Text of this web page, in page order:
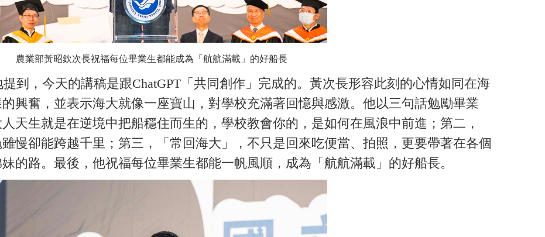
農業部黃昭欽次長祝福每位畢業生都能成為「航航滿載」的好船長
到，今天的講稿是跟ChatGPT「共同創作」完成的。黃次長形容此刻的心情如同在海
興奮，並表示海大就像一座寶山，對學校充滿著回憶與感激。他以三句話勉勵畢業
天生就是在逆境中把船穩住而生的，學校教會你的，是如何在風浪中前進；第二，
雖慢卻能跨越千里；第三，「常回海大」，不只是回來吃便當、拍照，更要帶著在各個
的路。最後，他祝福每位畢業生都能一帆風順，成為「航航滿載」的好船長。